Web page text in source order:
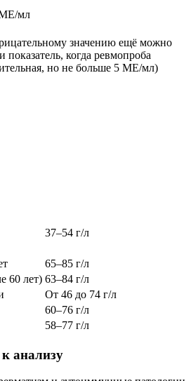
мл
значению ещё можно
показатель, когда ревмопроба
но не больше 5 МЕ/мл)
37–54 г/л
65–85 г/л
60 лет) 63–84 г/л
От 46 до 74 г/л
60–76 г/л
58–77 г/л
анализу